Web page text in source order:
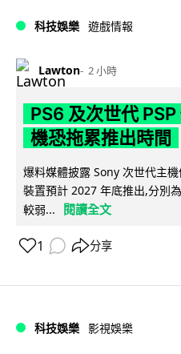
科技娛樂 遊戲情報
Lawton 2 小時
PS6 及次世代
機恐拖累推出時間
爆料媒體披露 Sony 次世代主
裝置預計 2027 年底推出,分別
較弱...
閱讀全文
1 分享
科技娛樂 影視娛樂